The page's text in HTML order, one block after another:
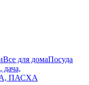
Все для домаПосуда
дача,
ПАСХА